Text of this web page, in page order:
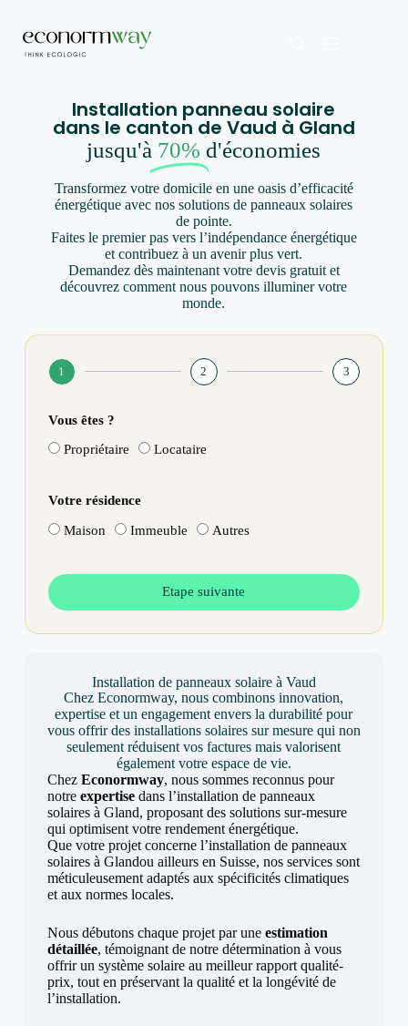
Installation panneau solaire
dans le canton de Vaud à Gland
jusqu'à 70% d'économies
Transformez votre domicile en une oasis d’efficacité
énergétique avec nos solutions de panneaux solaires
de pointe.
Faites le premier pas vers l’indépendance énergétique
et contribuez à un avenir plus vert.
Demandez dès maintenant votre devis gratuit et
découvrez comment nous pouvons illuminer votre
monde.
1 2 3
Vous êtes ?
Propriétaire Locataire
Votre résidence
Maison Immeuble Autres
Etape suivante
Installation de panneaux solaire à Vaud
Chez Econormway, nous combinons innovation,
expertise et un engagement envers la durabilité pour
vous offrir des installations solaires sur mesure qui non
seulement réduisent vos factures mais valorisent
également votre espace de vie.
Chez Econormway, nous sommes reconnus pour
notre expertisedans l’installation de panneaux
solaires à Gland, proposant des solutions sur-mesure
qui optimisent votre rendement énergétique.
Que votre projet concerne l’installation de panneaux
solaires à Glandou ailleurs en Suisse, nos services sont
méticuleusement adaptés aux spécificités climatiques
et aux normes locales.
Nous débutons chaque projet par une estimation
détaillée, témoignant de notre détermination à vous
offrir un système solaire au meilleur rapport qualité-
prix, tout en préservant la qualité et la longévité de
l’installation.